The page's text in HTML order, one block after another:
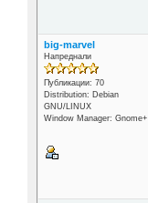
big-marvel
Напреднали
Публикации: 70
Distribution: Debian
GNU/LINUX
Window Manager: Gnome+